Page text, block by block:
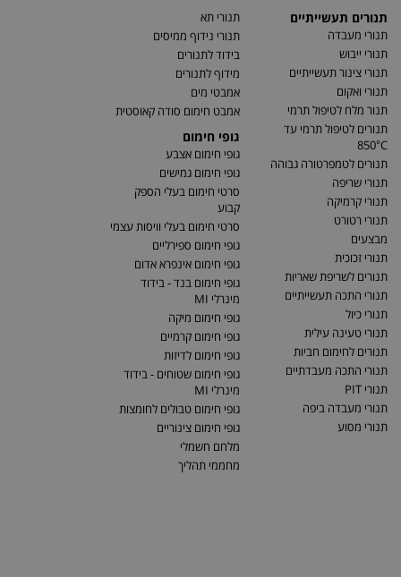
תנורים תעשייתיים
תנורי מעבדה
תנורי ייבוש
תנורי צינור תעשייתיים
תנורי ואקום
תנור מלח לטיפול תרמי
תנורים לטיפול תרמי עד
850°C
תנורים לטמפרטורה גבוהה
תנורי שריפה
תנורי קרמיקה
תנורי רטורט
מבצעים
תנורי זכוכית
תנורים לשריפת שאריות
תנורי התכה תעשייתיים
תנורי כיול
תנורי טעינה עילית
תנורים לחימום חביות
תנורי התכה מעבדתיים
תנורי PIT
תנורי מעבדה ביפה
תנורי מסוע
תנורי תא
תנורי נידוף ממיסים
בידוד לתנורים
מידוף לתנורים
אמבטי מים
אמבט חימום סודה קאוסטית
גופי חימום
גופי חימום אצבע
גופי חימום גמישים
סרטי חימום בעלי הספק
קבוע
סרטי חימום בעלי וויסות עצמי
גופי חימום ספירליים
גופי חימום אינפרא אדום
גופי חימום בנד - בידוד
מינרלי MI
גופי חימום מיקה
גופי חימום קרמיים
גופי חימום לדיזות
גופי חימום שטוחים - בידוד
מינרלי MI
גופי חימום טבולים לחומצות
גופי חימום צינוריים
מלחם חשמלי
מחממי תהליך